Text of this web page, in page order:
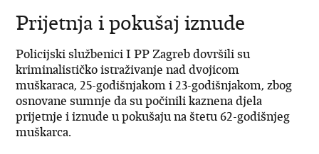
Prijetnja i pokušaj iznude
Policijski službenici I PP Zagreb dovršili su
kriminalističko istraživanje nad dvojicom
muškaraca, 25-godišnjakom i 23-godišnjakom, zbog
osnovane sumnje da su počinili kaznena djela
prijetnje i iznude u pokušaju na štetu 62-godišnjeg
muškarca.